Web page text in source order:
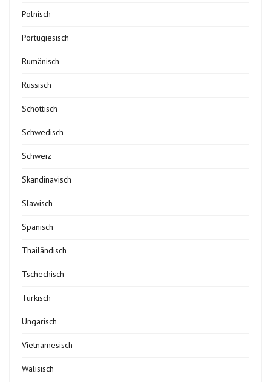
Polnisch
Portugiesisch
Rumänisch
Russisch
Schottisch
Schwedisch
Schweiz
Skandinavisch
Slawisch
Spanisch
Thailändisch
Tschechisch
Türkisch
Ungarisch
Vietnamesisch
Walisisch